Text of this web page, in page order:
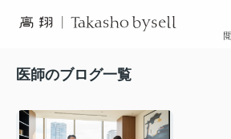
医師のブログ一覧